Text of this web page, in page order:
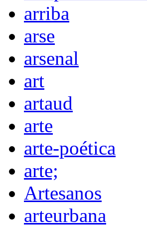
arriba
arse
arsenal
art
artaud
arte
arte-poética
arte;
Artesanos
arteurbana